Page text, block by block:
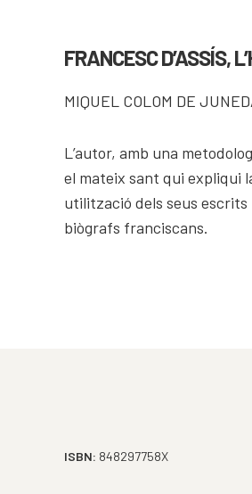
FRANCESC D’ASSÍS,
MIQUEL COLOM DE
L’autor, amb una
el mateix sant qui expliqui
utilització dels seus
biògrafs franciscans.
ISBN: 848297758X